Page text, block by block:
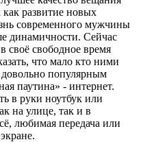
развитие новых
современного мужчины
динамичности. Сейчас
своё свободное время
что мало кто ними
популярным
паутина» - интернет.
в руки ноутбук или
на улице, так и в
любимая передача или